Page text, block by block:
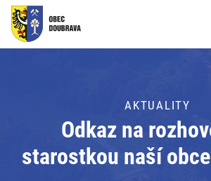
OBECNÍ ÚŘAD
PRO OBČANY
Formuláře ke stažení
AKTUALITY
Odkaz na
starostkou naší